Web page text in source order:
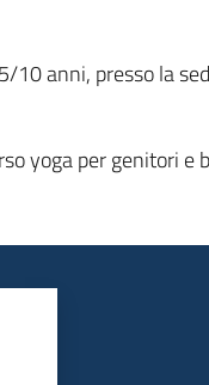
anni, presso la
yoga per genitori e